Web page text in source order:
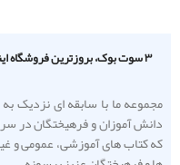
۳ سوت بوک، بروزترین فروشگاه اینترنتی محصولات کمک آموزشی
دانش آموزان و فرهیختگان در
که کتاب های آموزشی، عمومی و